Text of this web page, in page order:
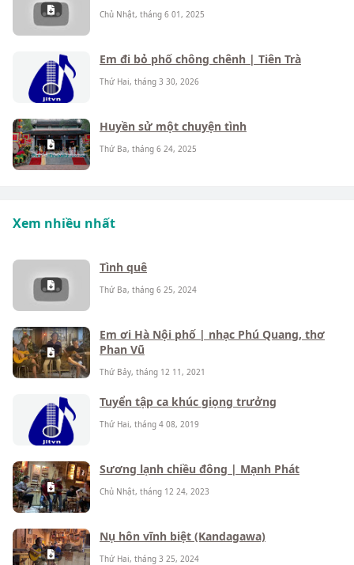
Chủ Nhật, tháng 6 01, 2025
Em đi bỏ phố chông chênh | Tiên Trà
Thứ Hai, tháng 3 30, 2026
Huyền sử một chuyện tình
Thứ Ba, tháng 6 24, 2025
Xem nhiều nhất
Tình quê
Thứ Ba, tháng 6 25, 2024
Em ơi Hà Nội phố | nhạc Phú Quang, thơ
Phan Vũ
Thứ Bảy, tháng 12 11, 2021
Tuyển tập ca khúc giọng trưởng
Thứ Hai, tháng 4 08, 2019
Sương lạnh chiều đông | Mạnh Phát
Chủ Nhật, tháng 12 24, 2023
Nụ hôn vĩnh biệt (Kandagawa)
Thứ Hai, tháng 3 25, 2024